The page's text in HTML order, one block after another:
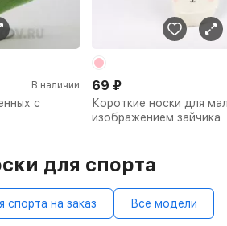
с
В наличии
Короткие носки для
изображением зайчика
69 ₽
для спорта
спорта на заказ Все модели